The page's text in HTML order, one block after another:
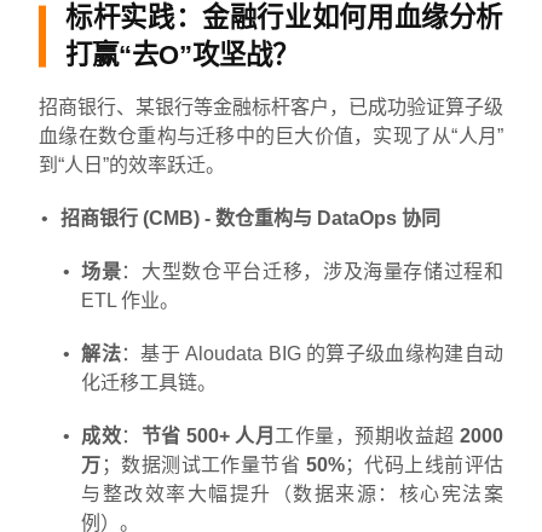
标杆实践：金融行业如何用血缘分析
打赢“去O”攻坚战？
招商银行、某银行等金融标杆客户，已成功验证算子级
血缘在数仓重构与迁移中的巨大价值，实现了从“人月”
到“人日”的效率跃迁。
招商银行 (CMB) - 数仓重构与 DataOps 协同
场景：大型数仓平台迁移，涉及海量存储过程和
ETL 作业。
解法：基于 Aloudata BIG 的算子级血缘构建自动
化迁移工具链。
成效： 节省 500+ 人月 工作量，预期收益超2000
万 ；数据测试工作量节省 50%；代码上线前评估
与整改效率大幅提升（数据来源：核心宪法案
例）。